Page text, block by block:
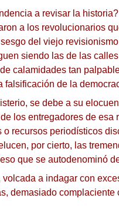
a revisar la historia?
a los revolucionarios
del viejo
siendo las de las
calamidades tan
falsificación de la
se debe a su
los entregadores de
recursos periodísticos
por cierto, las
que se autodenominó
a indagar con
demasiado complaciente